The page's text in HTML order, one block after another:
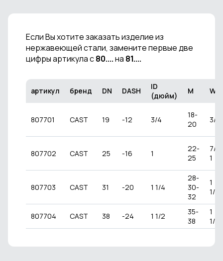
Если Вы хотите заказать изделие из
нержавеющей стали, замените первые две
цифры артикула с80....на 81....
артикул бренд DN DASH
ID
(дюйм)
M W
807701 CAST 19 -12 3/4
18-
20
3/4
807702 CAST 25 -16 1
22-
25
7/8-
1
807703 CAST 31 -20 1 1/4
28-
30-
32
1
1/4
807704 CAST 38 -24 1 1/2
35-
38
1
1/2